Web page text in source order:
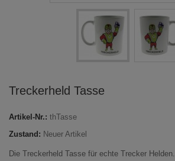
Treckerheld Tasse
Artikel-Nr.: thTasse
Zustand: Neuer Artikel
Die Treckerheld Tasse für echte Trecker Helden.